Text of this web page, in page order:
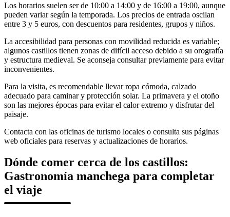
Los horarios suelen ser de 10:00 a 14:00 y de 16:00 a 19:00, aunque
pueden variar según la temporada. Los precios de entrada oscilan
entre 3 y 5 euros, con descuentos para residentes, grupos y niños.
La accesibilidad para personas con movilidad reducida es variable;
algunos castillos tienen zonas de difícil acceso debido a su orografía
y estructura medieval. Se aconseja consultar previamente para evitar
inconvenientes.
Para la visita, es recomendable llevar ropa cómoda, calzado
adecuado para caminar y protección solar. La primavera y el otoño
son las mejores épocas para evitar el calor extremo y disfrutar del
paisaje.
Contacta con las oficinas de turismo locales o consulta sus páginas
web oficiales para reservas y actualizaciones de horarios.
Dónde comer cerca de los castillos:
Gastronomía manchega para completar
el viaje